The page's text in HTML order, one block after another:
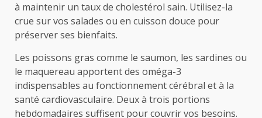
à maintenir un taux de cholestérol sain. Utilisez-la
crue sur vos salades ou en cuisson douce pour
préserver ses bienfaits.
Les poissons gras comme le saumon, les sardines ou
le maquereau apportent des oméga-3
indispensables au fonctionnement cérébral et à la
santé cardiovasculaire. Deux à trois portions
hebdomadaires suffisent pour couvrir vos besoins.